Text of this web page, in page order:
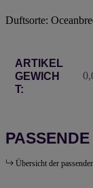
Duftsorte:
Wert
ARTIKEL
GEWICH
T:
Übersicht der